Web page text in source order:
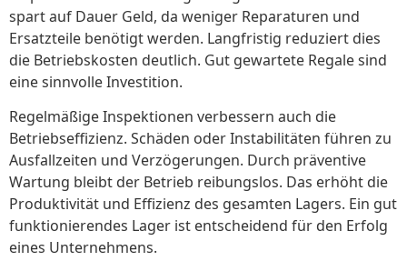
spart auf Dauer Geld, da weniger Reparaturen und
Ersatzteile benötigt werden. Langfristig reduziert dies
die Betriebskosten deutlich. Gut gewartete Regale sind
eine sinnvolle Investition.
Regelmäßige Inspektionen verbessern auch die
Betriebseffizienz. Schäden oder Instabilitäten führen zu
Ausfallzeiten und Verzögerungen. Durch präventive
Wartung bleibt der Betrieb reibungslos. Das erhöht die
Produktivität und Effizienz des gesamten Lagers. Ein gut
funktionierendes Lager ist entscheidend für den Erfolg
eines Unternehmens.